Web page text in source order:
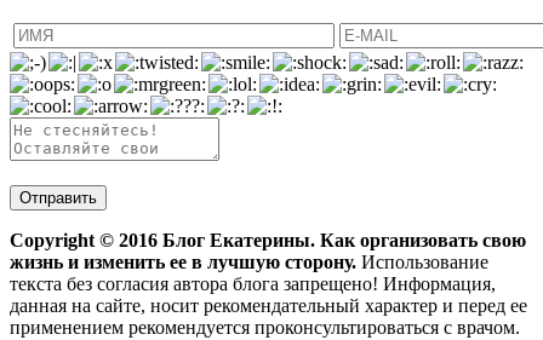
Copyright © 2016 Блог Екатерины. Как организовать свою
жизнь и изменить ее в лучшую сторону. Использование
текста без согласия автора блога запрещено! Информация,
данная на сайте, носит рекомендательный характер и перед ее
применением рекомендуется проконсультироваться с врачом.